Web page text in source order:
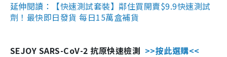
延伸閱讀：【快速測試套裝】鄰住買開賣$9.9快速測試
劑！最快即日發貨 每日15萬盒補貨
SEJOY SARS-CoV-2 抗原快速檢測 >>按此選購<<